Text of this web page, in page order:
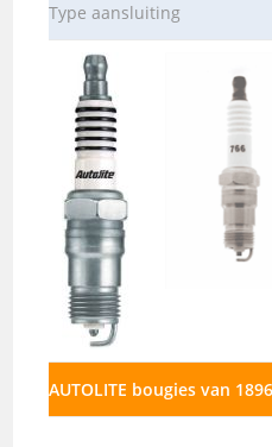
Type aansluiting
AUTOLITE bougies van